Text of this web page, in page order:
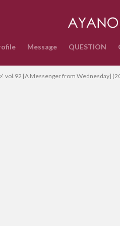
Message QUESTION
vol.92 [A Messenger from Wednesday]